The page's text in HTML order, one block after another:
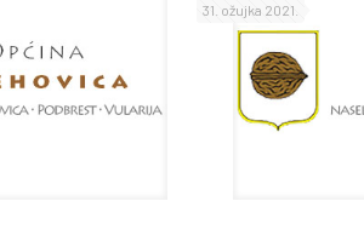
31. ožujka 2021.